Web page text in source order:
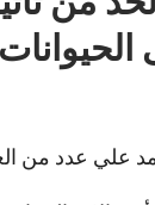
الحيوانات
علي عدد من